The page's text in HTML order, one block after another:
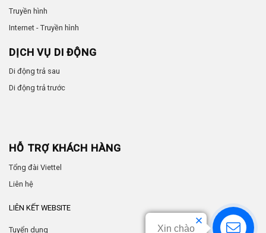
Truyền hình
Internet - Truyền hình
DỊCH VỤ DI ĐỘNG
Di động trả sau
Di động trả trước
HỖ TRỢ KHÁCH HÀNG
Tổng đài Viettel
Liên hệ
LIÊN KẾT WEBSITE
Tuyển dụng Xin chào